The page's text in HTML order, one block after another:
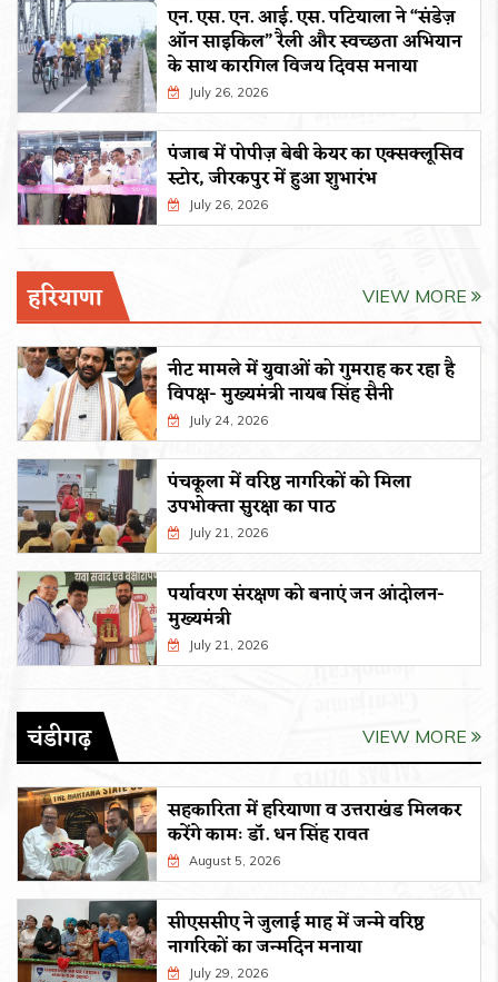
एन. एस. एन. आई. एस. पटियाला ने “संडेज़
ऑन साइकिल” रैली और स्वच्छता अभियान
के साथ कारगिल विजय दिवस मनाया
July 26, 2026
पंजाब में पोपीज़ बेबी केयर का एक्सक्लूसिव
स्टोर, जीरकपुर में हुआ शुभारंभ
July 26, 2026
हरियाणा VIEW MORE
नीट मामले में युवाओं को गुमराह कर रहा है
विपक्ष- मुख्यमंत्री नायब सिंह सैनी
July 24, 2026
पंचकूला में वरिष्ठ नागरिकों को मिला
उपभोक्ता सुरक्षा का पाठ
July 21, 2026
पर्यावरण संरक्षण को बनाएं जन आंदोलन-
मुख्यमंत्री
July 21, 2026
चंडीगढ़ VIEW MORE
सहकारिता में हरियाणा व उत्तराखंड मिलकर
करेंगे कामः डाॅ. धन सिंह रावत
August 5, 2026
सीएससीए ने जुलाई माह में जन्मे वरिष्ठ
नागरिकों का जन्मदिन मनाया
July 29, 2026